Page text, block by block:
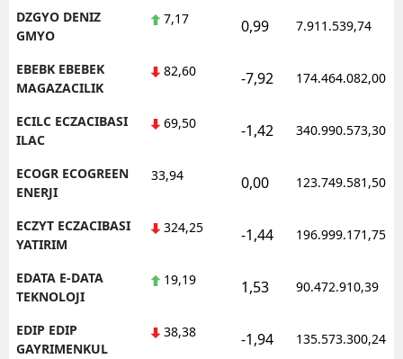
DZGYO DENIZ
GMYO
7,17 0,99 7.911.539,74
EBEBK EBEBEK
MAGAZACILIK
82,60 -7,92 174.464.082,00
ECILC ECZACIBASI
ILAC
69,50 -1,42 340.990.573,30
ECOGR ECOGREEN
ENERJI
33,94 0,00 123.749.581,50
ECZYT ECZACIBASI
YATIRIM
324,25 -1,44 196.999.171,75
EDATA E-DATA
TEKNOLOJI
19,19 1,53 90.472.910,39
EDIP EDIP
GAYRIMENKUL
38,38 -1,94 135.573.300,24